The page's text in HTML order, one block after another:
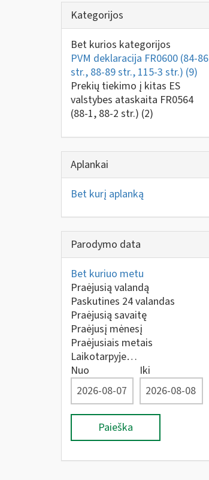
Kategorijos
Bet kurios kategorijos
PVM deklaracija FR0600 (84-86
str., 88-89 str., 115-3 str.) (9)
Prekių tiekimo į kitas ES
valstybes ataskaita FR0564
(88-1, 88-2 str.) (2)
Aplankai
Bet kurį aplanką
Parodymo data
Bet kuriuo metu
Praėjusią valandą
Paskutines 24 valandas
Praėjusią savaitę
Praėjusį mėnesį
Praėjusiais metais
Laikotarpyje…
Nuo
Iki
Paieška